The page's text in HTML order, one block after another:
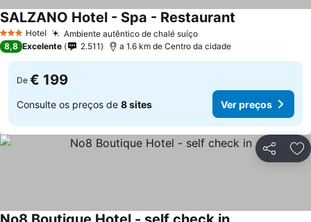
3 EstrelasHotel Ambiente autêntico de chalé suíço
SALZANO Hotel - Spa - Restaurant
8,8 Excelente 2.511 a 1.6 km de Centro da cidade
De € 199
Consulte os preços de 8 sites Ver preços
Partilhar